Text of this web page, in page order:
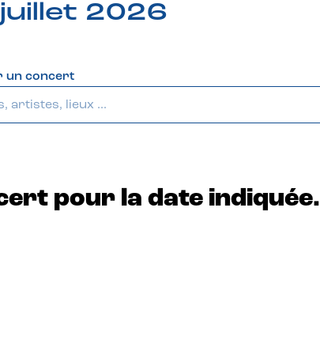
2026
un concert
pour la date indiquée.